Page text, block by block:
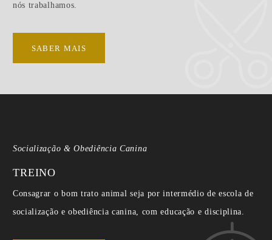
nós trabalhamos.
SABER MAIS
Socialização & Obediência Canina
TREINO
Consagrar o bom trato animal seja por intermédio de escola de
socialização e obediência canina, com educação e disciplina.